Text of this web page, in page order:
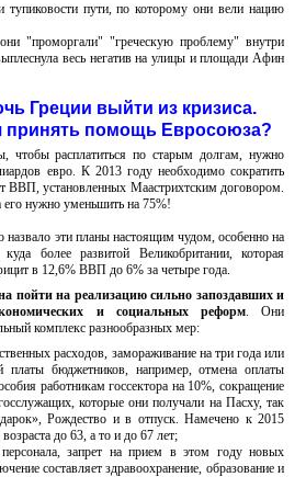
тупиковости пути, по которому они вели нацию
"проморгали" "греческую проблему" внутри
весь негатив на улицы и площади Афин
Греции выйти из кризиса.
принять помощь Евросоюза?
чтобы расплатиться по старым долгам, нужно
евро. К 2013 году необходимо сократить
ВВП, установленных Маастрихтским договором.
его нужно уменьшить на 75%!
назвало эти планы настоящим чудом, особенно на
более развитой Великобритании, которая
в 12,6% ВВП до 6% за четыре года.
пойти на реализацию сильно запоздавших и
и социальных реформ. Они
комплекс разнообразных мер:
расходов, замораживание на три года или
платы бюджетников, например, отмена оплаты
работникам госсектора на 10%, сокращение
которые они получали на Пасху, так
Рождество и в отпуск. Намечено к 2015
до 63, а то и до 67 лет;
запрет на прием в этом году новых
составляет здравоохранение, образование и